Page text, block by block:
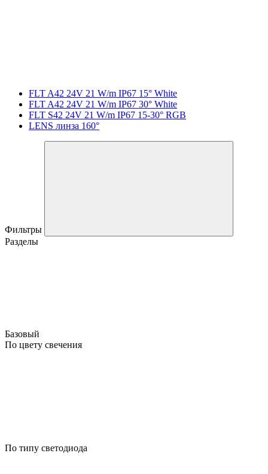
FLT A42 24V 21 W/m IP67 15° White
FLT A42 24V 21 W/m IP67 30° White
FLT S42 24V 21 W/m IP67 15-30° RGB
LENS линза 160°
Фильтры
Разделы
Базовый
По цвету свечения
По типу светодиода